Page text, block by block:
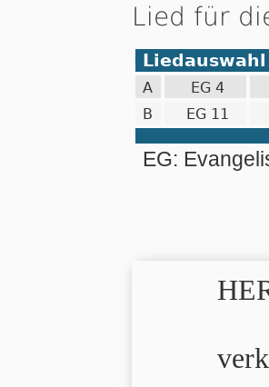
Lied für
Liedauswahl
A
EG 4
B
EG 11
EG: